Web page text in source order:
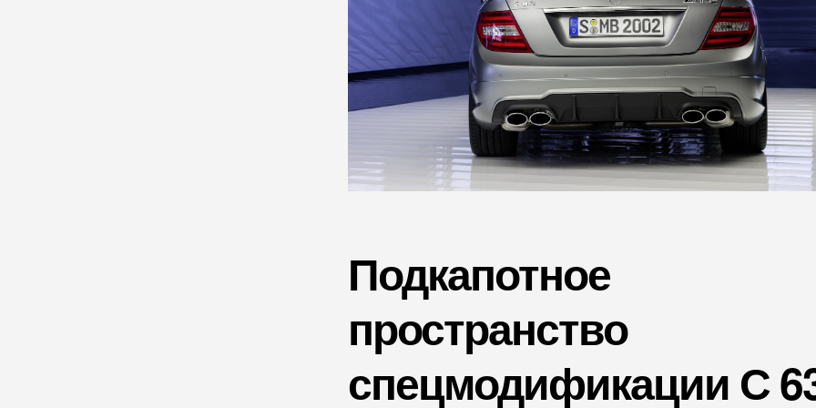
Подкапотное
пространство
спецмодификации С